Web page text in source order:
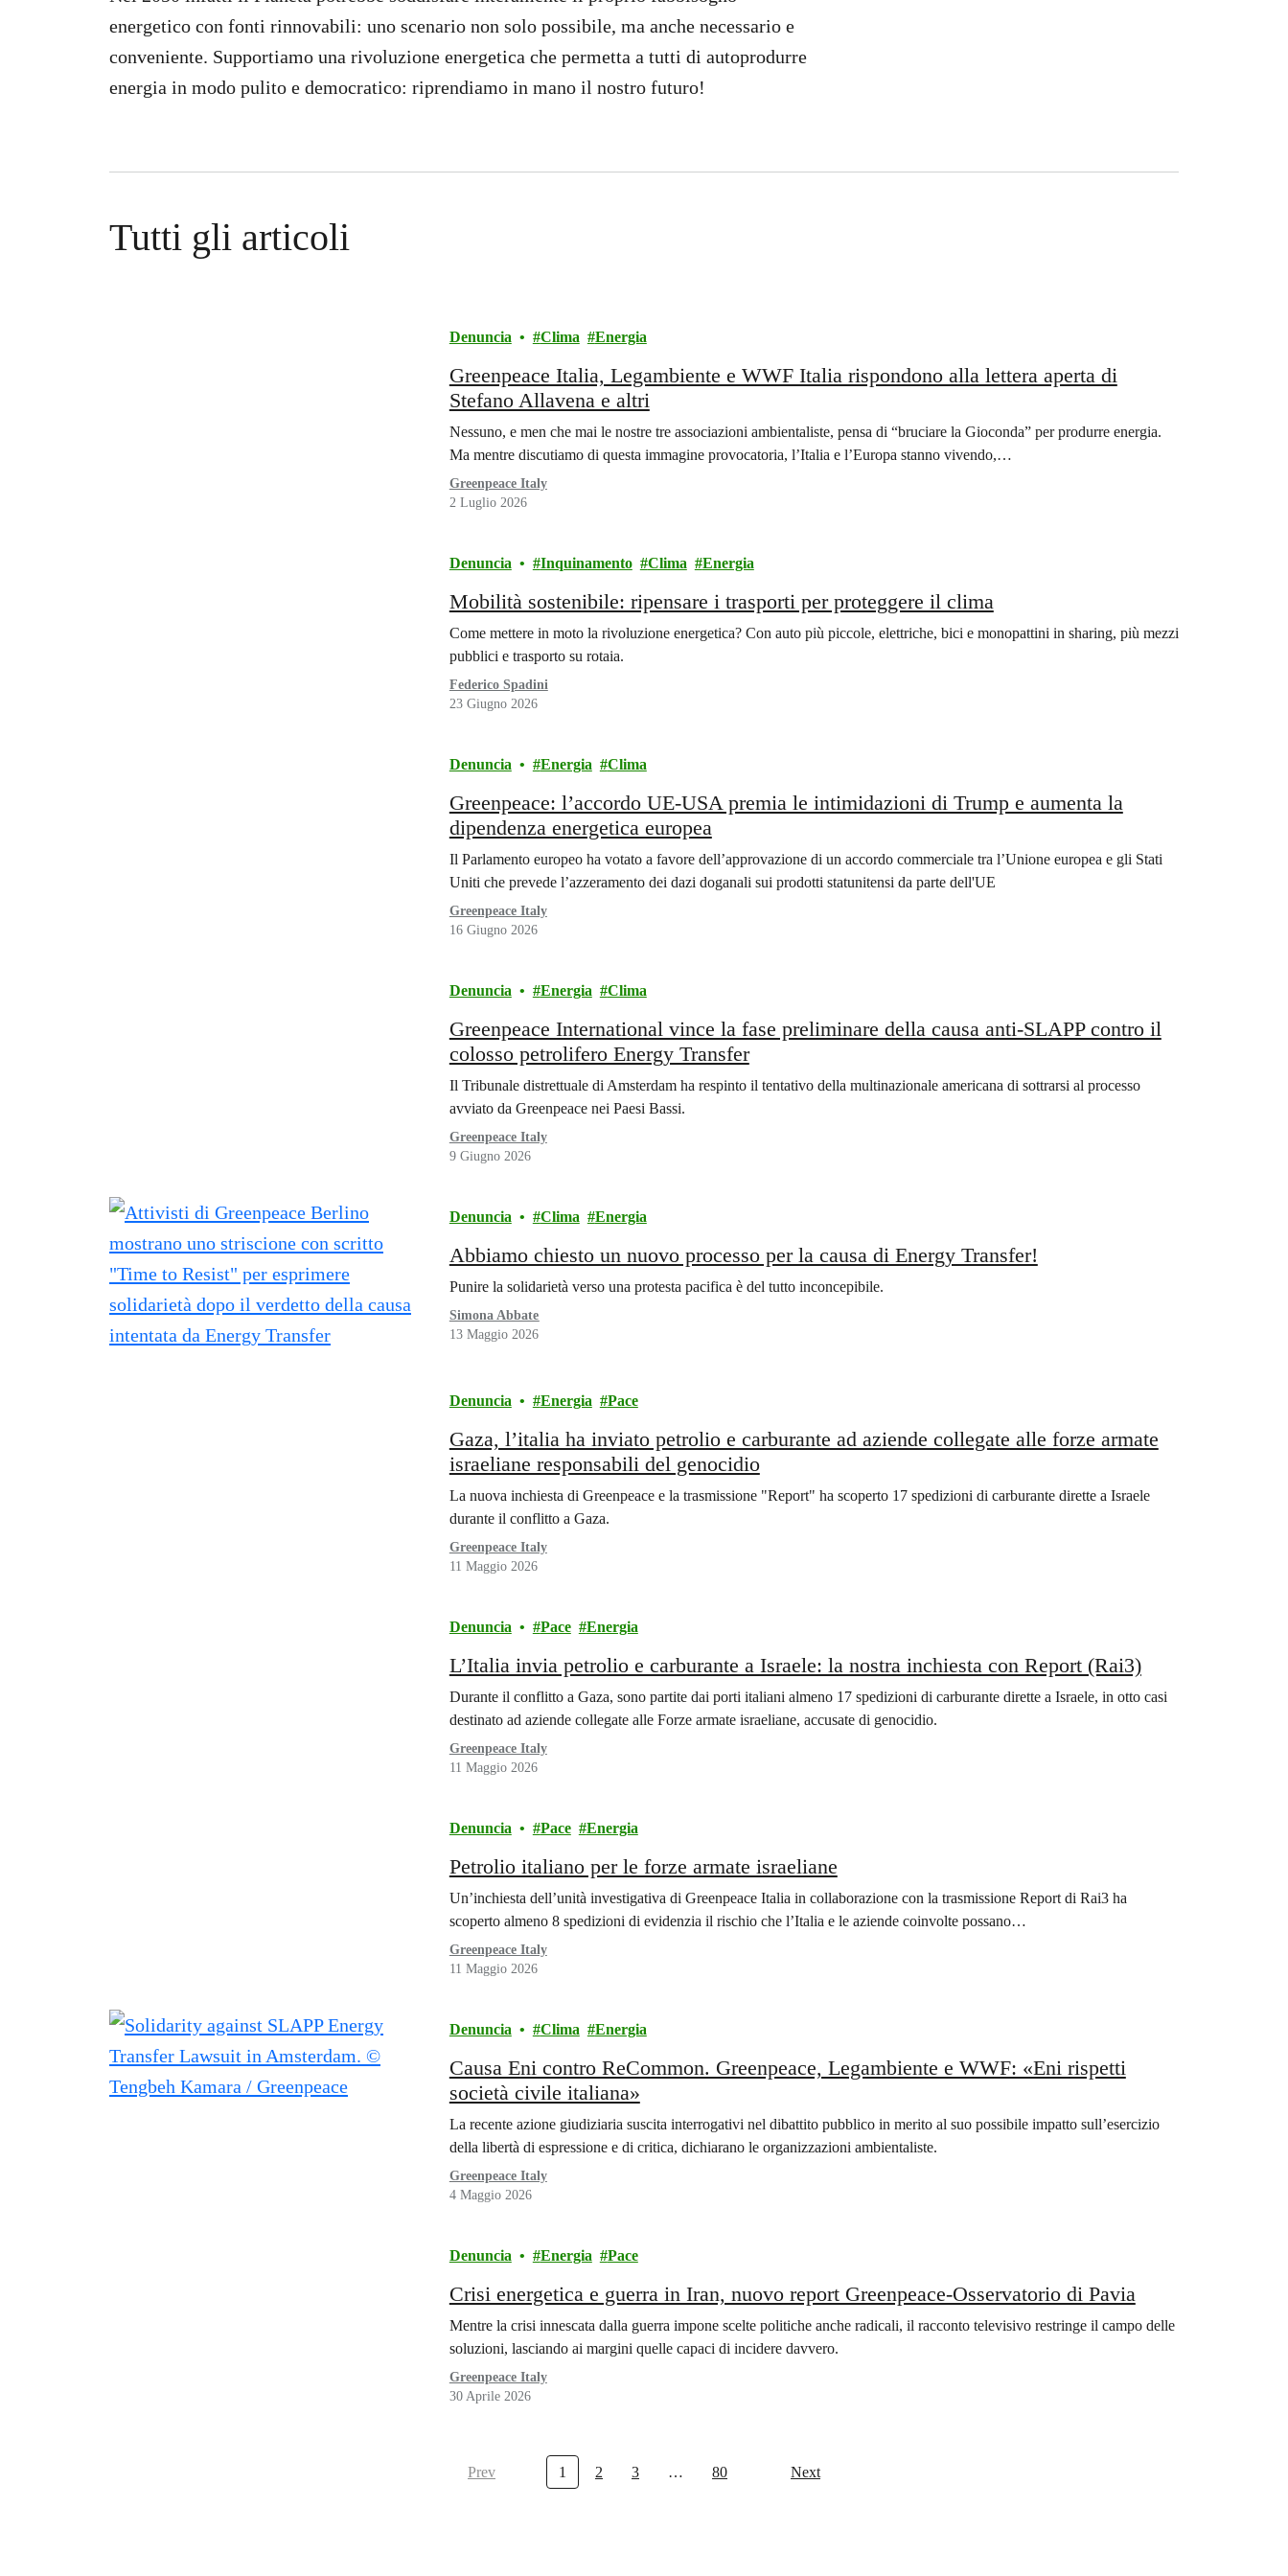
energetico con fonti rinnovabili: uno scenario non solo possibile, ma anche necessario e
conveniente. Supportiamo una rivoluzione energetica che permetta a tutti di autoprodurre
energia in modo pulito e democratico: riprendiamo in mano il nostro futuro!
Tutti gli articoli
Denuncia Clima Energia
Greenpeace Italia, Legambiente e WWF Italia rispondono alla lettera aperta di
Stefano Allavena e altri
Nessuno, e men che mai le nostre tre associazioni ambientaliste, pensa di “bruciare la Gioconda” per produrre energia.
Ma mentre discutiamo di questa immagine provocatoria, l’Italia e l’Europa stanno vivendo,…
Greenpeace Italy
2 Luglio 2026
Denuncia Inquinamento Clima Energia
Mobilità sostenibile: ripensare i trasporti per proteggere il clima
Come mettere in moto la rivoluzione energetica? Con auto più piccole, elettriche, bici e monopattini in sharing, più mezzi
pubblici e trasporto su rotaia.
Federico Spadini
23 Giugno 2026
Denuncia Energia Clima
Greenpeace: l’accordo UE-USA premia le intimidazioni di Trump e aumenta la
dipendenza energetica europea
Il Parlamento europeo ha votato a favore dell’approvazione di un accordo commerciale tra l’Unione europea e gli Stati
Uniti che prevede l’azzeramento dei dazi doganali sui prodotti statunitensi da parte dell'UE
Greenpeace Italy
16 Giugno 2026
Denuncia Energia Clima
Greenpeace International vince la fase preliminare della causa anti-SLAPP contro il
colosso petrolifero Energy Transfer
Il Tribunale distrettuale di Amsterdam ha respinto il tentativo della multinazionale americana di sottrarsi al processo
avviato da Greenpeace nei Paesi Bassi.
Greenpeace Italy
9 Giugno 2026
Denuncia Clima Energia
Abbiamo chiesto un nuovo processo per la causa di Energy Transfer!
Punire la solidarietà verso una protesta pacifica è del tutto inconcepibile.
Simona Abbate
13 Maggio 2026
Denuncia Energia Pace
Gaza, l’italia ha inviato petrolio e carburante ad aziende collegate alle forze armate
israeliane responsabili del genocidio
La nuova inchiesta di Greenpeace e la trasmissione "Report" ha scoperto 17 spedizioni di carburante dirette a Israele
durante il conflitto a Gaza.
Greenpeace Italy
11 Maggio 2026
Denuncia Pace Energia
L’Italia invia petrolio e carburante a Israele: la nostra inchiesta con Report (Rai3)
Durante il conflitto a Gaza, sono partite dai porti italiani almeno 17 spedizioni di carburante dirette a Israele, in otto casi
destinato ad aziende collegate alle Forze armate israeliane, accusate di genocidio.
Greenpeace Italy
11 Maggio 2026
Denuncia Pace Energia
Petrolio italiano per le forze armate israeliane
Un’inchiesta dell’unità investigativa di Greenpeace Italia in collaborazione con la trasmissione Report di Rai3 ha
scoperto almeno 8 spedizioni di evidenzia il rischio che l’Italia e le aziende coinvolte possano…
Greenpeace Italy
11 Maggio 2026
Denuncia Clima Energia
Causa Eni contro ReCommon. Greenpeace, Legambiente e WWF: «Eni rispetti
società civile italiana»
La recente azione giudiziaria suscita interrogativi nel dibattito pubblico in merito al suo possibile impatto sull’esercizio
della libertà di espressione e di critica, dichiarano le organizzazioni ambientaliste.
Greenpeace Italy
4 Maggio 2026
Denuncia Energia Pace
Crisi energetica e guerra in Iran, nuovo report Greenpeace-Osservatorio di Pavia
Mentre la crisi innescata dalla guerra impone scelte politiche anche radicali, il racconto televisivo restringe il campo delle
soluzioni, lasciando ai margini quelle capaci di incidere davvero.
Greenpeace Italy
30 Aprile 2026
Prev 1 2 3 … 80 Next